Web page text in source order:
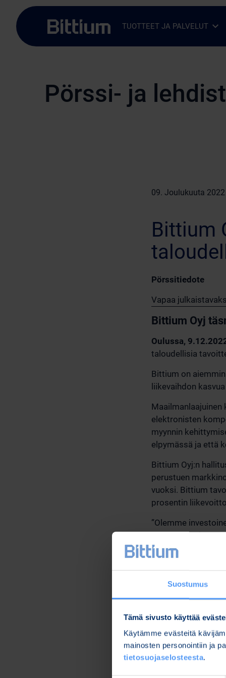
Suostumus
Tämä sivusto käyttää
Käytämme evästeitä
mainosten personointiin ja
tietosuojaselosteesta.
Siirry sisältöön
TUOTTEET JA PALVELUTAvaa alavalikko
Sulje alavalikko
Pörssi- ja
09. Joulukuuta 2022
Bittium
Pörssitiedote
Vapaa
Bittium Oyj
Oulussa,
taloudellisia
Bittium on
liikevaihdon
Maailmanlaajuinen
elektronisten
myynnin
elpymässä ja että
Bittium Oyj:n
perustuen
vuoksi. Bittium
prosentin
”Olemme
tuoteportfolion
Tavoittelemme
aikana”, sanoo
9.12.2022
Bittium Oyj:n hallitus
Lisätietoja: